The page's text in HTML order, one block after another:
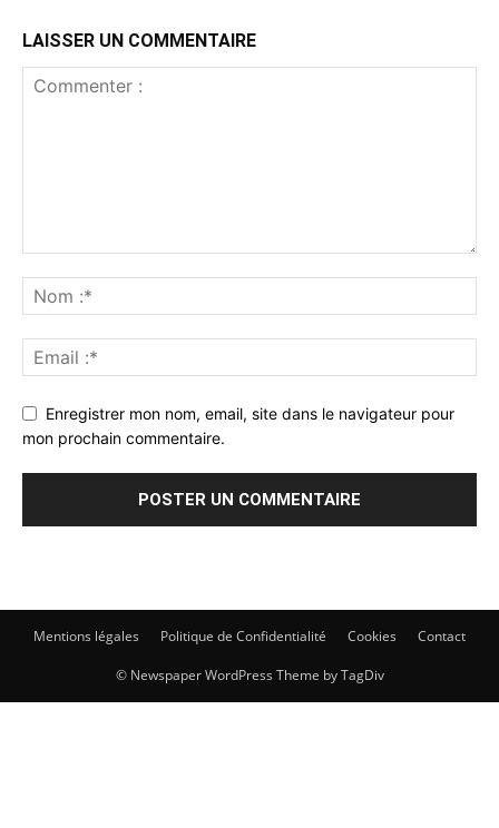
LAISSER UN COMMENTAIRE
Enregistrer mon nom, email, site dans le navigateur pour
mon prochain commentaire.
Mentions légales Politique de Confidentialité Cookies Contact
© Newspaper WordPress Theme by TagDiv